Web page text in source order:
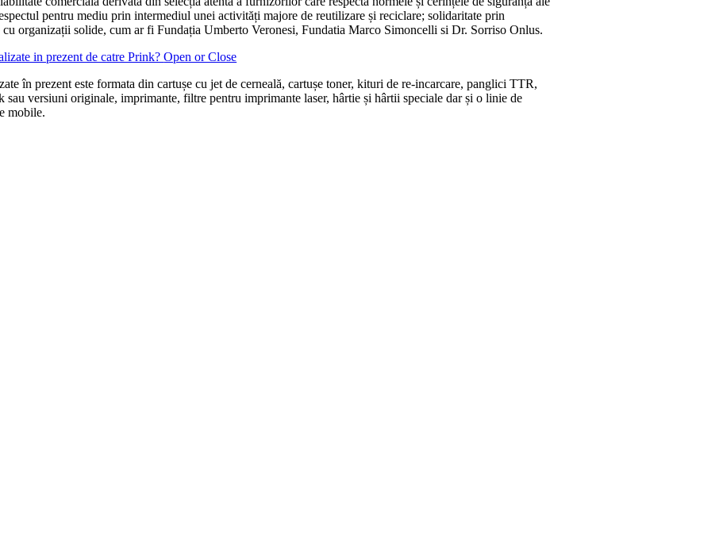
pentru mediu prin intermediul unei activități majore de reutilizare și reciclare; solidaritate prin
organizații solide, cum ar fi Fundația Umberto Veronesi, Fundatia Marco Simoncelli si Dr. Sorriso Onlus.
in prezent de catre Prink?Open or Close
în prezent este formata din cartușe cu jet de cerneală, cartușe toner, kituri de re-incarcare, panglici TTR,
sau versiuni originale, imprimante, filtre pentru imprimante laser, hârtie și hârtii speciale dar și o linie de
mobile.